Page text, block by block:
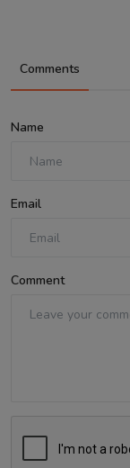
Comments
Name
Email
Comment